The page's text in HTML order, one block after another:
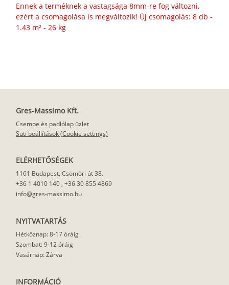
Ennek a terméknek a vastagsága 8mm-re fog változni,
ezért a csomagolása is megváltozik! Új csomagolás: 8 db -
1.43 m² - 26 kg
Gres-Massimo Kft.
Csempe és padlólap üzlet
Süti beállítások (Cookie settings)
ELÉRHETŐSÉGEK
1161 Budapest, Csömöri út 38.
+36 1 4010 140 , +36 30 855 4869
info@gres-massimo.hu
NYITVATARTÁS
Hétköznap: 8-17 óráig
Szombat: 9-12 óráig
Vasárnap: Zárva
INFORMÁCIÓ